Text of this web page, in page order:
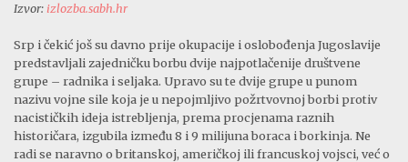
Izvor: izlozba.sabh.hr
Srp i čekić još su davno prije okupacije i oslobođenja Jugoslavije
predstavljali zajedničku borbu dvije najpotlačenije društvene
grupe – radnika i seljaka. Upravo su te dvije grupe u punom
nazivu vojne sile koja je u nepojmljivo požrtvovnoj borbi protiv
nacističkih ideja istrebljenja, prema procjenama raznih
historičara, izgubila između 8 i 9 milijuna boraca i borkinja. Ne
radi se naravno o britanskoj, američkoj ili francuskoj vojsci, već o